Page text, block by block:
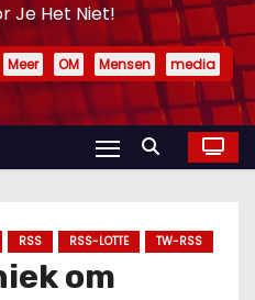
Je Het Niet!
Meer OM Mensen media
RSS RSS-LOTTE TW-RSS
om